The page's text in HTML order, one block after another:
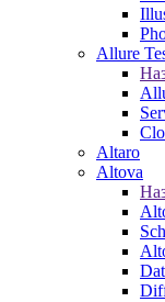
Allure
Altaro
Altova